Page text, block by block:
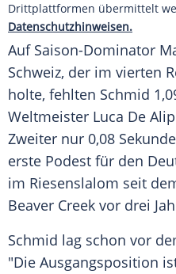
Drittplattformen übermittelt
Datenschutzhinweisen.
Auf Saison-Dominator
Schweiz, der im vierten
holte, fehlten Schmid
Weltmeister Luca De
Zweiter nur 0,08
erste Podest für den
im Riesenslalom seit
Beaver Creek vor drei
Schmid lag schon vor
"Die Ausgangsposition